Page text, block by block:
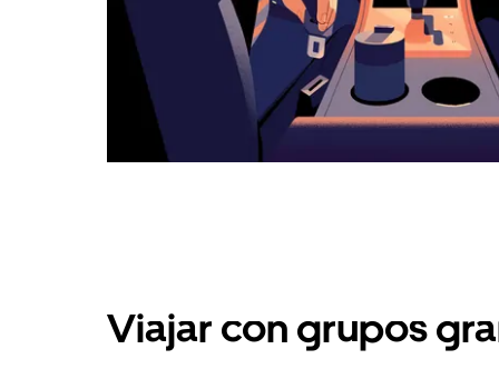
Viajar con grupos